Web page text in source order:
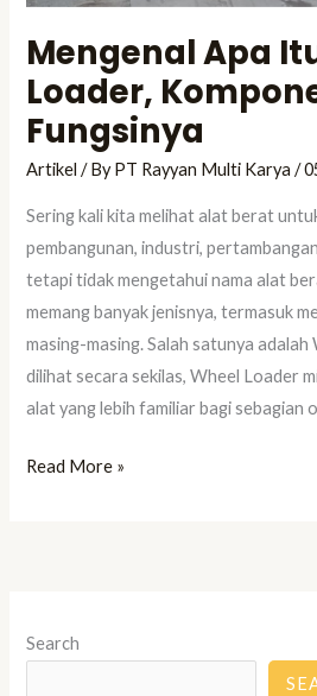
Mengenal Apa
Loader,
Fungsinya
Artikel / ByPT Rayyan Multi Karya/
Sering kali kita melihat alat berat
pembangunan, industri,
tetapi tidak mengetahui nama alat
memang banyak jenisnya, termasuk
masing-masing. Salah satunya adalah
dilihat secara sekilas, Wheel Loader
alat yang lebih familiar bagi sebagian
Read More »
Search